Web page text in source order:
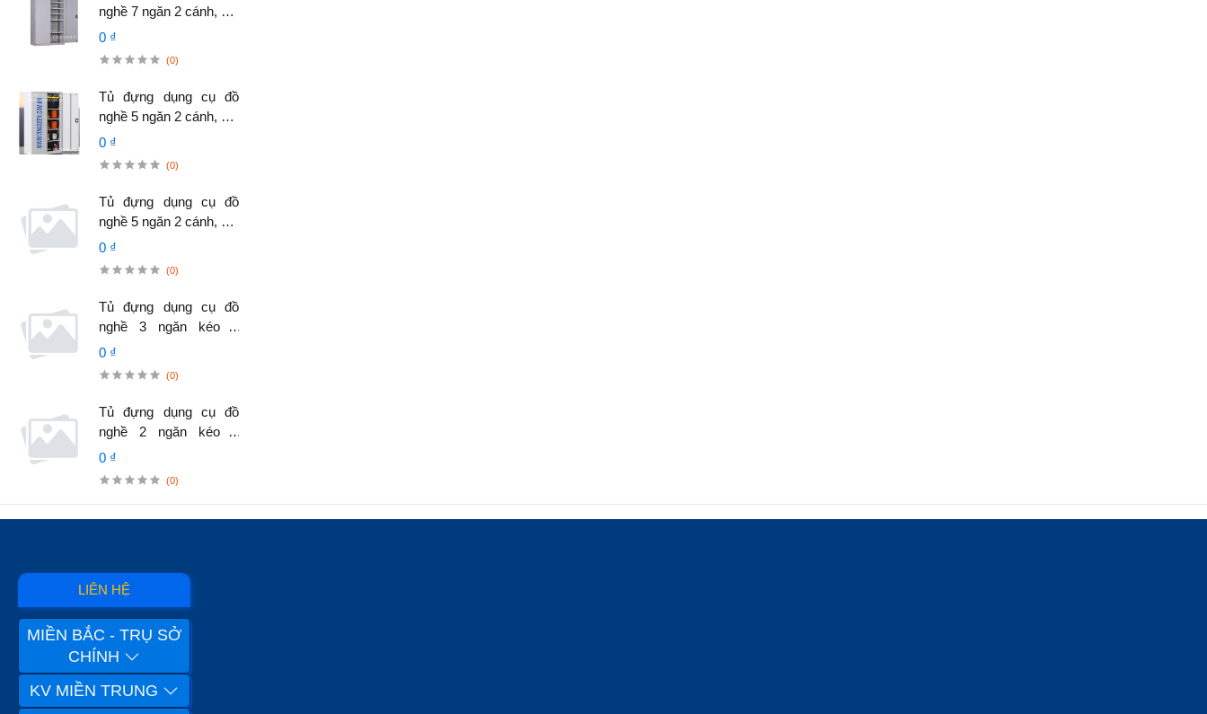
nghề 7 ngăn 2 cánh, đặt
cố định, không có vách
0 ₫
(0)
Tủ đựng dụng cụ đồ
nghề 5 ngăn 2 cánh, đặt
cố định, không có vách
0 ₫
(0)
Tủ đựng dụng cụ đồ
nghề 5 ngăn 2 cánh, đặt
cố định.
0 ₫
(0)
Tủ đựng dụng cụ đồ
nghề 3 ngăn kéo 2
cánh, đặt cố định.
0 ₫
(0)
Tủ đựng dụng cụ đồ
nghề 2 ngăn kéo 2
cánh, đặt cố định.
0 ₫
(0)
LIÊN HỆ
MIỀN BẮC - TRỤ SỞ
CHÍNH
KV MIỀN TRUNG